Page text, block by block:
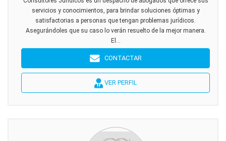
servicios y conocimientos, para brindar soluciones óptimas y
satisfactorias a personas que tengan problemas jurídicos.
Asegurándoles que su caso lo verán resuelto de la mejor manera.
El...
CONTACTAR
VER PERFIL